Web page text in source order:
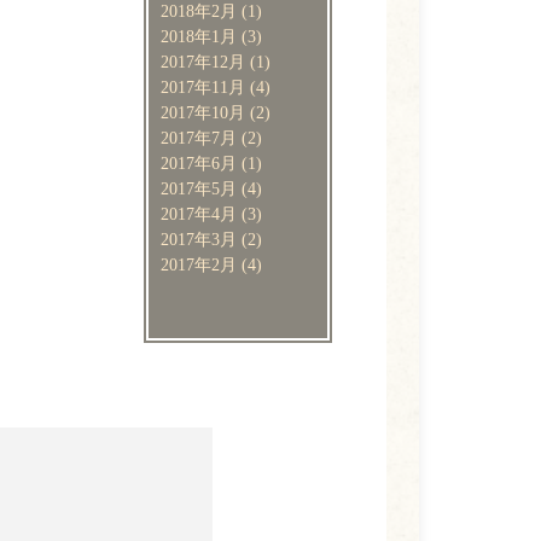
2018年2月 (1)
2018年1月 (3)
2017年12月 (1)
2017年11月 (4)
2017年10月 (2)
2017年7月 (2)
2017年6月 (1)
2017年5月 (4)
2017年4月 (3)
2017年3月 (2)
2017年2月 (4)